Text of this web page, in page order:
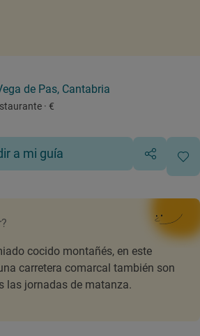
de Pas, Cantabria
· €
a mi guía
cocido montañés, en este
carretera comarcal también son
las jornadas de matanza.